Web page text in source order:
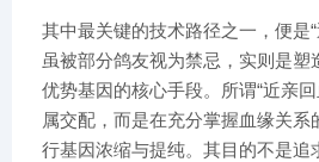
其中最关键的技术路径之一，便是
虽被部分鸽友视为禁忌，实则是塑
优势基因的核心手段。所谓“近亲
属交配，而是在充分掌握血缘关系
行基因浓缩与提纯。其目的不是追